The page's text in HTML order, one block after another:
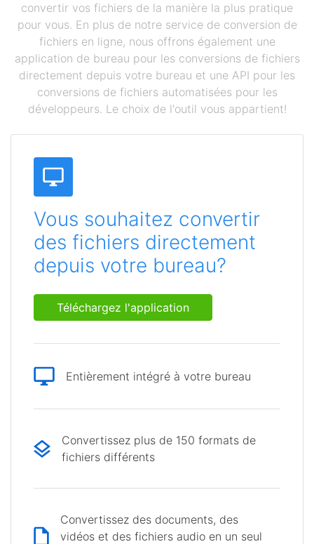
convertir vos fichiers de la manière la plus pratique
pour vous. En plus de notre service de conversion de
fichiers en ligne, nous offrons également une
application de bureau pour les conversions de fichiers
directement depuis votre bureau et une API pour les
conversions de fichiers automatisées pour les
développeurs. Le choix de l'outil vous appartient!
Vous souhaitez convertir
des fichiers directement
depuis votre bureau?
Téléchargez l'application
Entièrement intégré à votre bureau
Convertissez plus de 150 formats de
fichiers différents
Convertissez des documents, des
vidéos et des fichiers audio en un seul